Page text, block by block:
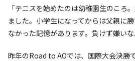
「テニスを始めたのは幼稚園生のころ
ました。小学生になってからは父親に
なかった記憶があります。負けず嫌いな
昨年のRoad to AOでは、国際大会決勝